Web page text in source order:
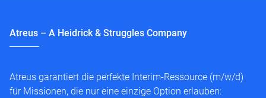
Atreus – A Heidrick & Struggles Company
Atreus garantiert die perfekte Interim-Ressource (m/w/d)
für Missionen, die nur eine einzige Option erlauben: